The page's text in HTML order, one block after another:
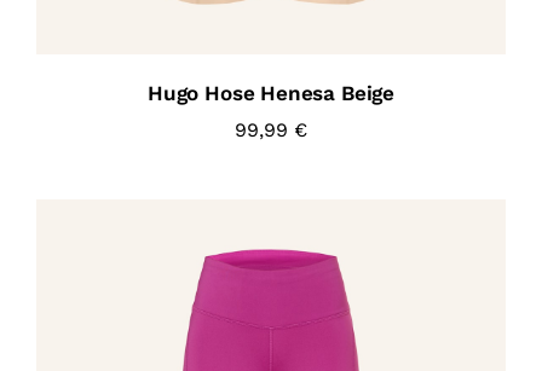
Hugo Hose Henesa Beige
99,99 €